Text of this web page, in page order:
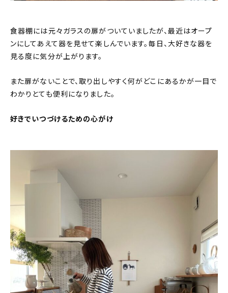
食器棚には元々ガラスの扉がついていましたが、最近はオープ
ンにしてあえて器を見せて楽しんでいます。毎日、大好きな器を
見る度に気分が上がります。
また扉がないことで、取り出しやすく何がどこにあるかが一目で
わかりとても便利になりました。
好きでいつづけるための心がけ